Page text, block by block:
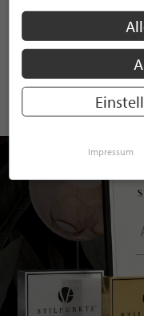
Mit der Anmeldung an
Impressum